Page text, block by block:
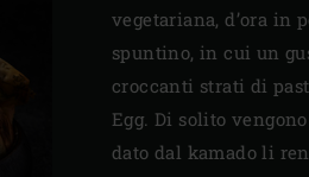
vegetariana, d’ora in
spuntino, in cui un
croccanti strati di
Egg. Di solito
dato dal kamado li